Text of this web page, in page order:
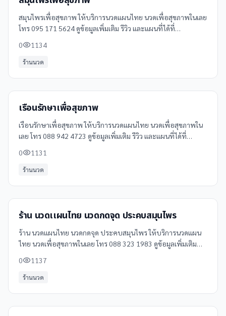
สมุนไพรเพื่อสุขภาพ ให้บริการนวดแผนไทย นวดเพื่อสุขภาพในเลย
โทร 095 171 5624 ดูข้อมูลเพิ่มเติม รีวิว และแผนที่ได้ที่
0 1134
ร้านนวด
เรือนรักษาเพื่อสุขภาพ
เรือนรักษาเพื่อสุขภาพ ให้บริการนวดแผนไทย นวดเพื่อสุขภาพใน
เลย โทร 088 942 4723 ดูข้อมูลเพิ่มเติม รีวิว และแผนที่ได้ที่
0 1131
ร้านนวด
ร้าน นวดเเผนไทย นวดกดจุด ประคบสมุนไพร
ร้าน นวดเเผนไทย นวดกดจุด ประคบสมุนไพร ให้บริการนวดแผน
ไทย นวดเพื่อสุขภาพในเลย โทร 088 323 1983 ดูข้อมูลเพิ่มเติม
0 1137
ร้านนวด